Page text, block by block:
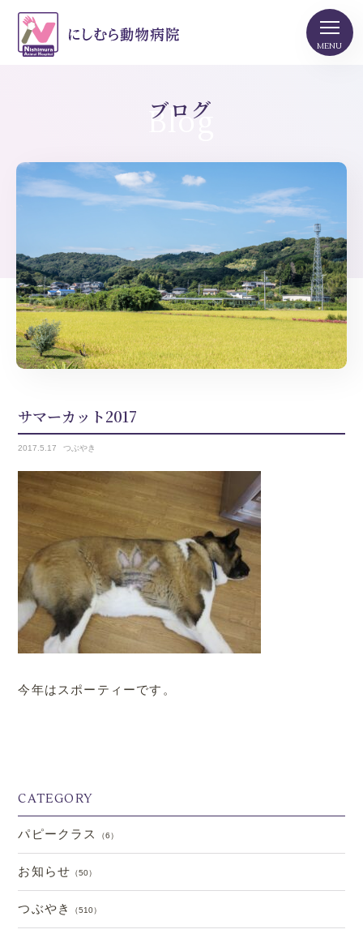
ブログ
Blog
サマーカット2017
2017.5.17 つぶやき
今年はスポーティーです。
CATEGORY
パピークラス （6）
お知らせ （50）
つぶやき （510）